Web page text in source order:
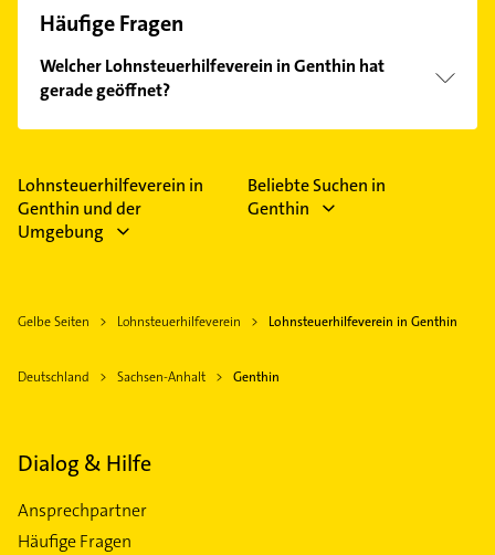
Häufige Fragen
Welcher Lohnsteuerhilfeverein in Genthin hat
gerade geöffnet?
Im Anbieter-Bereich finden Sie alleÖffnungszeiten.
Feiertagen abweichen können.
Lohnsteuerhilfeverein in
Genthin und der
Umgebung
Beliebte Suchen in
Genthin
Gelbe Seiten Lohnsteuerhilfeverein Lohnsteuerhilfeverein in Genthin
Deutschland Sachsen-Anhalt Genthin
Dialog & Hilfe
Ansprechpartner
Häufige Fragen